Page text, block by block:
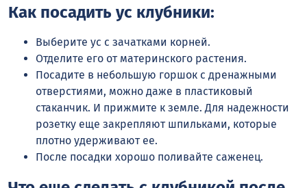
Как посадить ус клубники:
Выберите ус с зачатками корней.
Отделите его от материнского растения.
Посадите в небольшую горшок с дренажными
отверстиями, можно даже в пластиковый
стаканчик. И прижмите к земле. Для надежности
розетку еще закрепляют шпильками, которые
плотно удерживают ее.
После посадки хорошо поливайте саженец.